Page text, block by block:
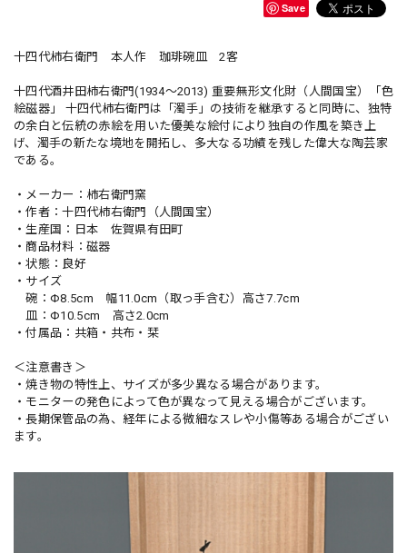
Save
十四代柿右衛門 本人作 珈琲碗皿 2客
十四代酒井田柿右衛門(1934～2013) 重要無形文化財（人間国宝）「色
絵磁器」 十四代柿右衛門は「濁手」の技術を継承すると同時に、独特
の余白と伝統の赤絵を用いた優美な絵付により独自の作風を築き上
げ、濁手の新たな境地を開拓し、多大なる功績を残した偉大な陶芸家
である。
・メーカー：柿右衛門窯
・作者：十四代柿右衛門（人間国宝）
・生産国：日本 佐賀県有田町
・商品材料：磁器
・状態：良好
・サイズ
碗：Φ8.5cm 幅11.0cm（取っ手含む）高さ7.7cm
皿：Φ10.5cm 高さ2.0cm
・付属品：共箱・共布・栞
＜注意書き＞
・焼き物の特性上、サイズが多少異なる場合があります。
・モニターの発色によって色が異なって見える場合がございます。
・長期保管品の為、経年による微細なスレや小傷等ある場合がござい
ます。